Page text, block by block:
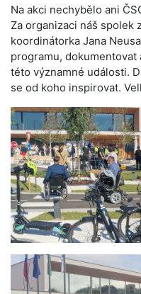
Na akci nechybělo ani
Za organizaci náš spolek
koordinátorka Jana
programu,
této významné události.
se od koho inspirovat.